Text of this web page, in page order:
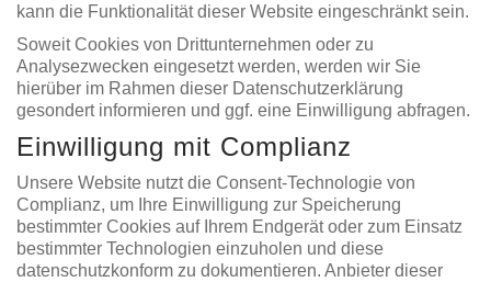
kann die Funktionalität dieser Website eingeschränkt sein.
Soweit Cookies von Drittunternehmen oder zu
Analysezwecken eingesetzt werden, werden wir Sie
hierüber im Rahmen dieser Datenschutzerklärung
gesondert informieren und ggf. eine Einwilligung abfragen.
Einwilligung mit Complianz
Unsere Website nutzt die Consent-Technologie von
Complianz, um Ihre Einwilligung zur Speicherung
bestimmter Cookies auf Ihrem Endgerät oder zum Einsatz
bestimmter Technologien einzuholen und diese
datenschutzkonform zu dokumentieren. Anbieter dieser